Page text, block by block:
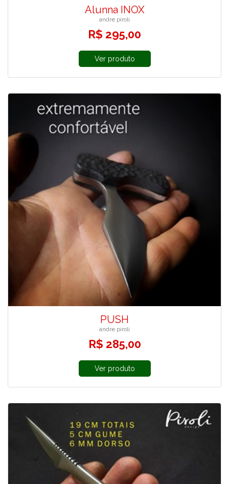
Alunna INOX
andre piroli
R$ 295,00
Ver produto
PUSH
andre piroli
R$ 285,00
Ver produto